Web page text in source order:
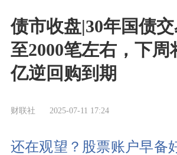
债市收盘|30年国债
至2000笔左右，下周
亿逆回购到期
财联社 2025-07-11 17:24
还在观望？股票账户早备